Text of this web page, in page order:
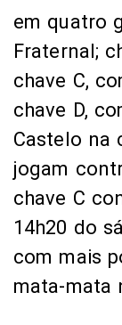
em quatro
Fraternal;
chave C,
chave D,
Castelo na
jogam
chave C
14h20 do
com mais
mata-mata